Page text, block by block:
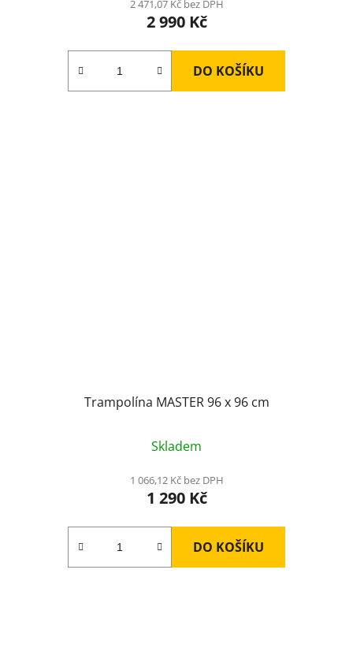
2 471,07 Kč bez DPH
2 990 Kč
DO KOŠÍKU
Trampolína MASTER 96 x 96 cm
Skladem
1 066,12 Kč bez DPH
1 290 Kč
DO KOŠÍKU